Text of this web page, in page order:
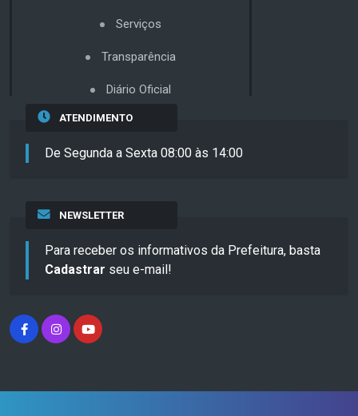
Serviços
Transparência
Diário Oficial
ATENDIMENTO
De Segunda a Sexta 08:00 às 14:00
NEWSLETTER
Para receber os informativos da Prefeitura, basta
Cadastrar seu e-mail!